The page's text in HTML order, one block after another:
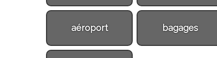
aéroport bagages